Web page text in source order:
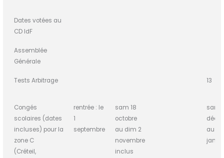
Dates votées au
CD IdF
Assemblée
Générale
Tests Arbitrage 13
Congés
scolaires (dates
incluses) pour la
zone C
(Créteil,
rentrée : le
1
septembre
sam 18
octobre
au dim 2
novembre
inclus
sam
au